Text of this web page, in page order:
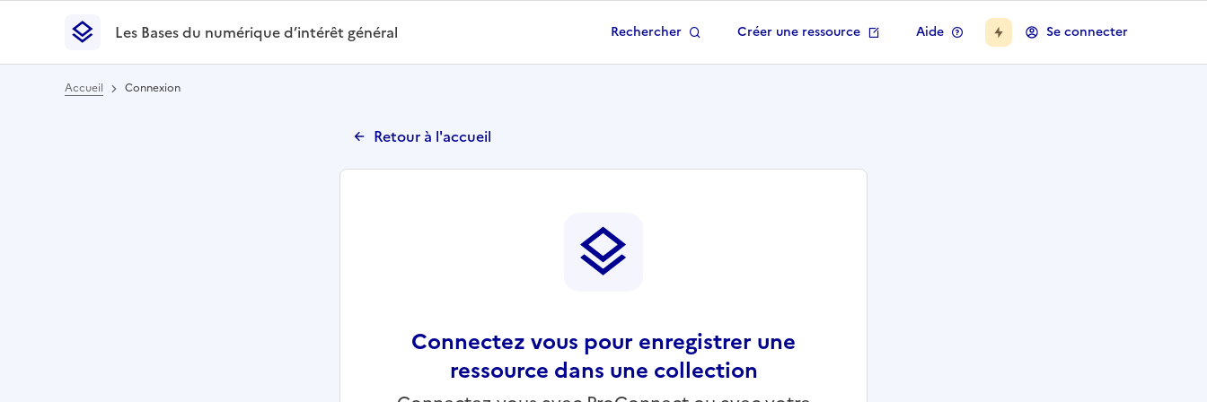
Les Bases du numérique d’intérêt général- Retour à la page d'accueil
Les Bases du numérique d’intérêt général
Rechercher Créer une ressource Aide Se connecter
Accueil Connexion
Retour à l'accueil
Connectez vous pour enregistrer une
ressource dans une collection